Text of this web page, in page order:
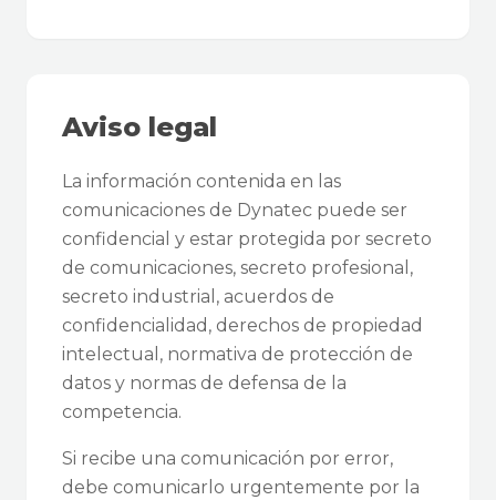
Aviso legal
La información contenida en las
comunicaciones de Dynatec puede ser
confidencial y estar protegida por secreto
de comunicaciones, secreto profesional,
secreto industrial, acuerdos de
confidencialidad, derechos de propiedad
intelectual, normativa de protección de
datos y normas de defensa de la
competencia.
Si recibe una comunicación por error,
debe comunicarlo urgentemente por la